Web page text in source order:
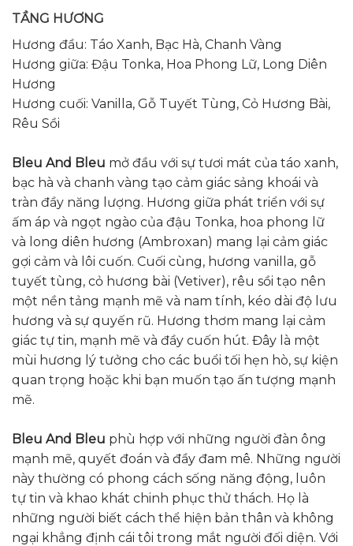
TẦNG HƯƠNG
Hương đầu: Táo Xanh, Bạc Hà, Chanh Vàng
Hương giữa: Đậu Tonka, Hoa Phong Lữ, Long Diên
Hương
Hương cuối: Vanilla, Gỗ Tuyết Tùng, Cỏ Hương Bài,
Rêu Sồi
Bleu And Bleu mở đầu với sự tươi mát của táo xanh,
bạc hà và chanh vàng tạo cảm giác sảng khoái và
tràn đầy năng lượng. Hương giữa phát triển với sự
ấm áp và ngọt ngào của đậu Tonka, hoa phong lữ
và long diên hương (Ambroxan) mang lại cảm giác
gợi cảm và lôi cuốn. Cuối cùng, hương vanilla, gỗ
tuyết tùng, cỏ hương bài (Vetiver), rêu sồi tạo nên
một nền tảng mạnh mẽ và nam tính, kéo dài độ lưu
hương và sự quyến rũ. Hương thơm mang lại cảm
giác tự tin, mạnh mẽ và đầy cuốn hút. Đây là một
mùi hương lý tưởng cho các buổi tối hẹn hò, sự kiện
quan trọng hoặc khi bạn muốn tạo ấn tượng mạnh
mẽ.
Bleu And Bleu phù hợp với những người đàn ông
mạnh mẽ, quyết đoán và đầy đam mê. Những người
này thường có phong cách sống năng động, luôn
tự tin và khao khát chinh phục thử thách. Họ là
những người biết cách thể hiện bản thân và không
ngại khẳng định cái tôi trong mắt người đối diện. Với